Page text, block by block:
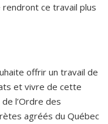
ce travail plus
offrir un travail de
et vivre de cette
l’Ordre des
agréés du Québec